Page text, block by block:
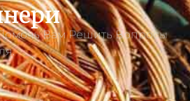
Вам Решить Вопросы